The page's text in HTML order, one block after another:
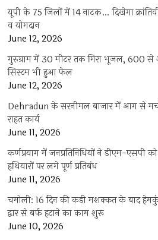
यूपी के 75 जिलों में 14 नाटक… दिखेगा
व योगदान
June 12, 2026
गुरुग्राम में 30 मीटर तक गिरा भूजल, 600 से
सिस्टम भी हुआ फेल
June 12, 2026
Dehradun के सरनीमल बाजार में आग से
राहत कार्य
June 11, 2026
कर्णप्रयाग में जनप्रतिनिधियों ने डीएम-एसपी
हथियारों पर लगे पूर्ण प्रतिबंध
June 11, 2026
चमोली: 16 दिन की कड़ी मशक्कत के बाद
द्वार से बर्फ हटाने का काम शुरू
June 10, 2026